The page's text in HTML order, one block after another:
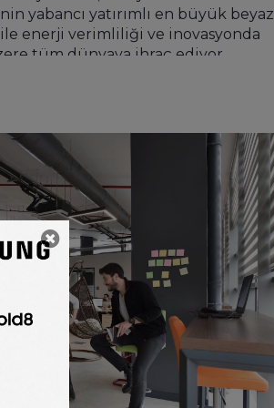
yabancı yatırımlı en büyük beyaz
enerji verimliliği ve inovasyonda
tüm dünyaya ihraç ediyor.
vazgeçilmez bir parçası… Bu
sahip olan BSH Türkiye,
Son 10 yılda Ar-Ge mühendisi
ile sektörün geleceğini
keşif, montaj, bakım/onarım,
ve müşteri odaklı profesyonel
yayılmış 4 Bölge
sektörde öncü ve örnek